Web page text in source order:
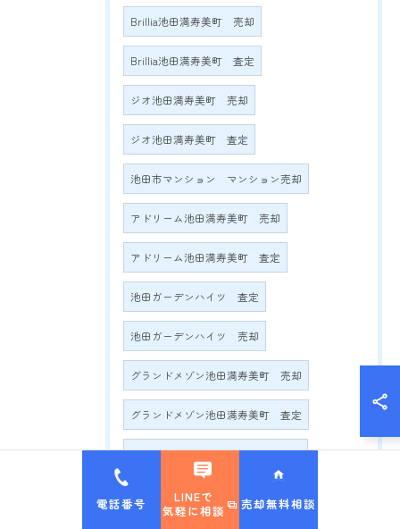
Brillia池田満寿美町 売却
Brillia池田満寿美町 査定
ジオ池田満寿美町 売却
ジオ池田満寿美町 査定
池田市マンション マンション売却
アドリーム池田満寿美町 売却
アドリーム池田満寿美町 査定
池田ガーデンハイツ 査定
池田ガーデンハイツ 売却
グランドメゾン池田満寿美町 売却
グランドメゾン池田満寿美町 査定
グランドメゾン満寿美町2016 売却
グランドメゾン満寿美町2016 査定
電話番号
LINEで
気軽に相談
売却無料相談